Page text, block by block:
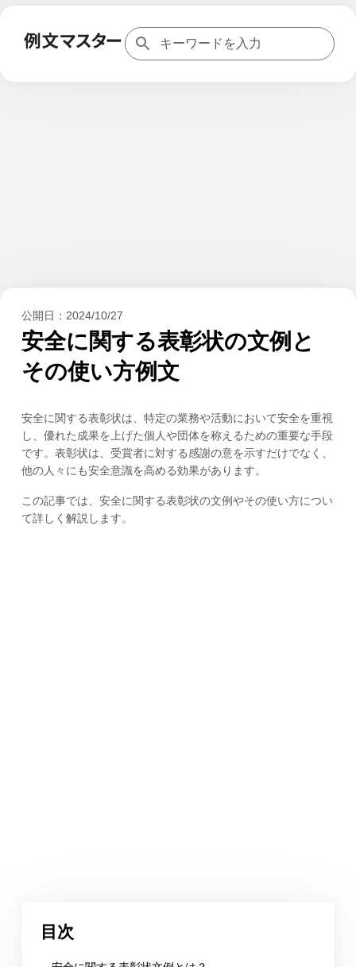
公開日： 2024/10/27
安全に関する表彰状の文例と
その使い方例文
安全に関する表彰状は、特定の業務や活動において安全を重視
し、優れた成果を上げた個人や団体を称えるための重要な手段
です。表彰状は、受賞者に対する感謝の意を示すだけでなく、
他の人々にも安全意識を高める効果があります。
この記事では、安全に関する表彰状の文例やその使い方につい
て詳しく解説します。
目次